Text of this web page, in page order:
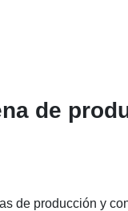
de
de producción y